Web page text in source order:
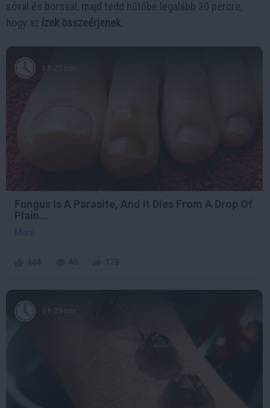
sóval és borssal, majd tedd hűtőbe legalább 30 percre,
hogy az ízek összeérjenek
3 h 25 min
Fungus Is A Parasite, And It Dies From A Drop Of
Plain...
More
9 h 29 min